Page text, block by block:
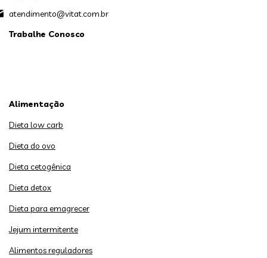
atendimento@vitat.com.br
Trabalhe Conosco
Alimentação
Dieta low carb
Dieta do ovo
Dieta cetogênica
Dieta detox
Dieta para emagrecer
Jejum intermitente
Alimentos reguladores